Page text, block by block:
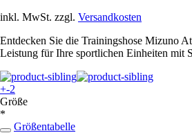
inkl. MwSt. zzgl. Versandkosten
Entdecken Sie die Trainingshose Mizuno
Leistung für Ihre sportlichen Einheiten mit
+-2
Größe
*
Größentabelle